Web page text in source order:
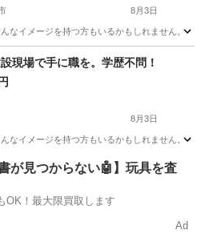
8月3日
なイメージを持つ方もいるかもしれません。
未経験
現場で手に職を。学歴不問！
8月3日
なイメージを持つ方もいるかもしれません。
経験が見つからない🤖】玩具を査
OK！最大限買取します
Ad